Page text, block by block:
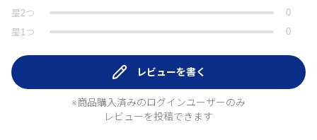
星 2つ
0
星 1つ 0
レビューを書く
※商品購入済みのログインユーザーのみ
レビューを投稿できます